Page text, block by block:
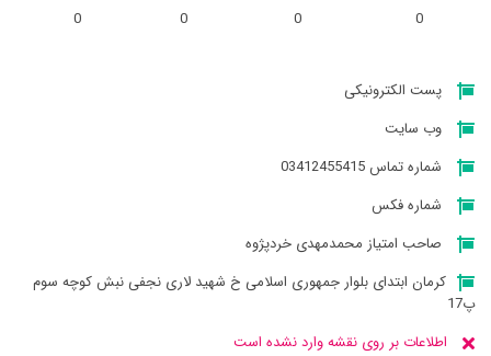
0
0
0
0
پست الکترونیکی
وب سایت
شماره تماس 03412455415
شماره فکس
صاحب امتیاز محمدمهدی خردپژوه
کرمان ابتدای بلوار جمهوری اسلامی خ شهید لاری نجفی نبش کوچه سوم
پ17
اطلاعات بر روی نقشه وارد نشده است